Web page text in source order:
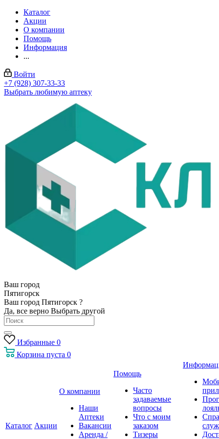
Каталог
Акции
О компании
Помощь
Информация
...
Войти
+7 (928) 307-33-33
Выбрать любимую аптеку
Ваш город
Пятигорск
Ваш город Пятигорск ?
Да, все верно Выбрать другой
Избранные 0
Корзина пуста 0
Каталог Акции
О компании
Наши
Аптеки
Вакансии
Аренда /
Помощь
Часто
задаваемые
вопросы
Что с моим
заказом
Тизеры